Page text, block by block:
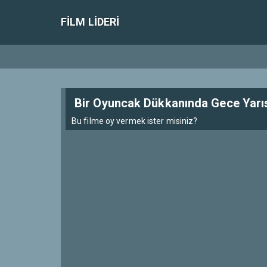
FILM LIDERI
Bir Oyuncak Dükkanında Gece
Bu filme oy vermek ister misiniz?